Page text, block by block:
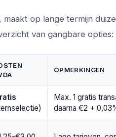
op lange termijn
van gangbare opties:
OPMERKINGEN
Max. 1 gratis
daarna €2 +